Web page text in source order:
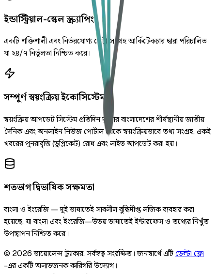
ইন্ডাস্ট্রিয়াল-স্কেল স্ক্র্যাপিং
একটি শক্তিশালী এবং নির্ভরযোগ্য ডেটা সংগ্রহ আর্কিটেকচার দ্বারা পরিচালিত
যা ২৪/৭ নির্ভুলতা নিশ্চিত করে।
সম্পূর্ণ স্বয়ংক্রিয় ইকোসিস্টেম
স্বয়ংক্রিয় আপডেট সিস্টেম প্রতিদিন দুইবার বাংলাদেশের শীর্ষস্থানীয় জাতীয়
দৈনিক এবং অনলাইন নিউজ পোর্টাল থেকে স্বয়ংক্রিয়ভাবে তথ্য সংগ্রহ, একই
খবরের পুনরাবৃত্তি (ডুপ্লিকেট) রোধ এবং লাইভ আপডেট করা হয়।
শতভাগ দ্বিভাষিক সক্ষমতা
বাংলা ও ইংরেজি — দুই ভাষাতেই সাবলীল বুদ্ধিদীপ্ত লজিক ব্যবহার করা
হয়েছে, যা বাংলা এবং ইংরেজি—উভয় ভাষাতেই ইন্টারফেস ও তথ্যের নিখুঁত
উপস্থাপন নিশ্চিত করে।
© 2026 ভায়োলেন্স ট্র্যাকার.সর্বস্বত্ব সংরক্ষিত। জনস্বার্থে এটিডেল্টা ফ্লো
-এর একটি অলাভজনক কারিগরি উদ্যোগ।